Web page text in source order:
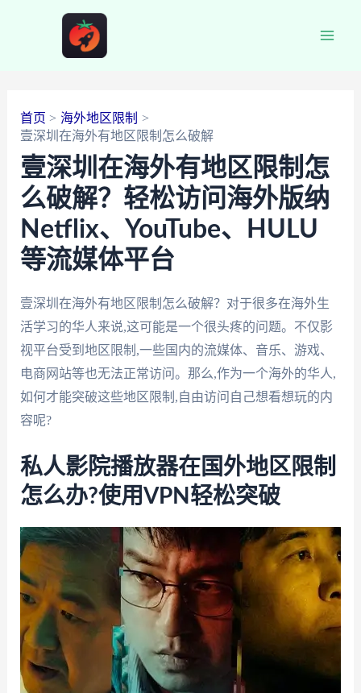
首页
海外地区限制
壹深圳在海外有地区限制怎么破解
壹深圳在海外有地区限制怎
么破解？轻松访问海外版纳
Netflix、YouTube、HULU
等流媒体平台
壹深圳在海外有地区限制怎么破解？对于很多在海外生
活学习的华人来说,这可能是一个很头疼的问题。不仅影
视平台受到地区限制,一些国内的流媒体、音乐、游戏、
电商网站等也无法正常访问。那么,作为一个海外的华人,
如何才能突破这些地区限制,自由访问自己想看想玩的内
容呢?
私人影院播放器在国外地区限制
怎么办?使用VPN轻松突破